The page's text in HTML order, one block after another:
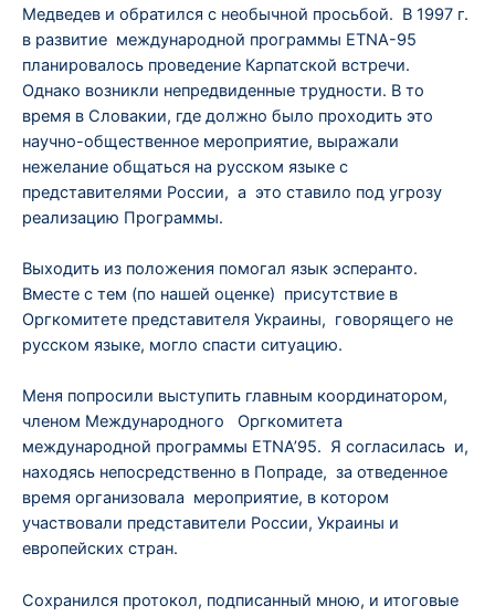
Медведев и обратился с необычной просьбой. В 1997 г.
в развитие международной программы ETNA-95
планировалось проведение Карпатской встречи.
Однако возникли непредвиденные трудности. В то
время в Словакии, где должно было проходить это
научно-общественное мероприятие, выражали
нежелание общаться на русском языке с
представителями России, а это ставило под угрозу
реализацию Программы.
Выходить из положения помогал язык эсперанто.
Вместе с тем (по нашей оценке) присутствие в
Оргкомитете представителя Украины, говорящего не
русском языке, могло спасти ситуацию.
Меня попросили выступить главным координатором,
членом Международного Оргкомитета
международной программы ETNA’95. Я согласилась и,
находясь непосредственно в Попраде, за отведенное
время организовала мероприятие, в котором
участвовали представители России, Украины и
европейских стран.
Сохранился протокол, подписанный мною, и итоговые